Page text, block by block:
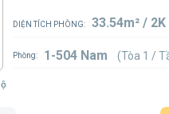
DIỆN TÍCH PHÒNG: 33.54m² / 2K
Phòng: 1-504 Nam (Tòa 1 /